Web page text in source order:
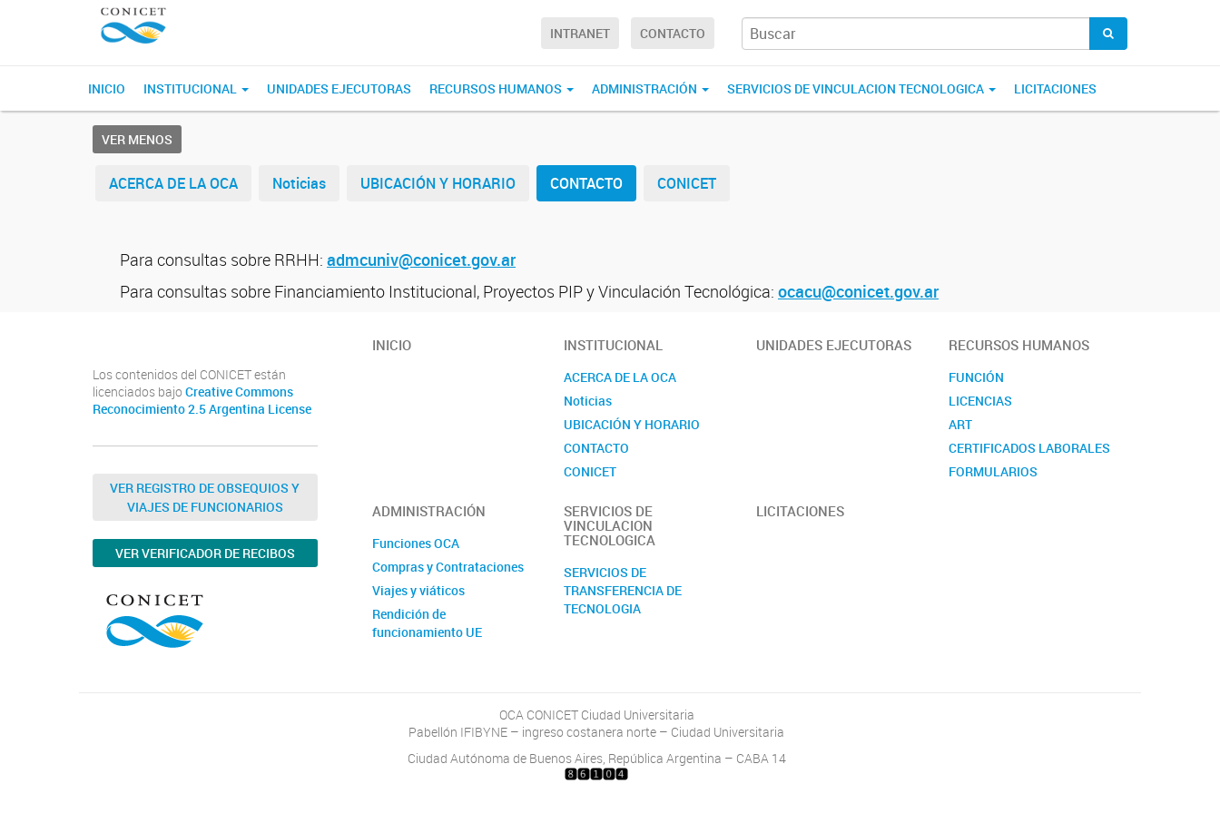
INTRANET CONTACTO
INICIO INSTITUCIONAL UNIDADES EJECUTORAS RECURSOS HUMANOS ADMINISTRACIÓN SERVICIOS DE VINCULACION TECNOLOGICA LICITACIONES
VER MENOS
ACERCA DE LA OCA Noticias UBICACIÓN Y HORARIO CONTACTO CONICET
Para consultas sobre RRHH: admcuniv@conicet.gov.ar
Para consultas sobre Financiamiento Institucional, Proyectos PIP y Vinculación Tecnológica: ocacu@conicet.gov.ar
Los contenidos del CONICET están
licenciados bajo Creative Commons
Reconocimiento 2.5 Argentina License
VER REGISTRO DE OBSEQUIOS Y
VIAJES DE FUNCIONARIOS
VER VERIFICADOR DE RECIBOS
INICIO INSTITUCIONAL
ACERCA DE LA OCA
Noticias
UBICACIÓN Y HORARIO
CONTACTO
CONICET
UNIDADES EJECUTORAS RECURSOS HUMANOS
FUNCIÓN
LICENCIAS
ART
CERTIFICADOS LABORALES
FORMULARIOS
ADMINISTRACIÓN
Funciones OCA
Compras y Contrataciones
Viajes y viáticos
Rendición de
funcionamiento UE
/ DDJJ
SERVICIOS DE
VINCULACION
TECNOLOGICA
SERVICIOS DE
TRANSFERENCIA DE
TECNOLOGIA
LICITACIONES
OCA CONICET Ciudad Universitaria
Pabellón IFIBYNE – ingreso costanera norte – Ciudad Universitaria
Ciudad Autónoma de Buenos Aires, República Argentina – CABA 14